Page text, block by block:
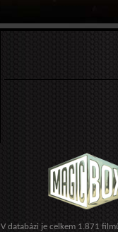
V databázi je celkem 1.871